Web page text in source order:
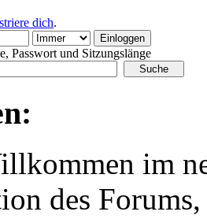
dich.
Passwort und Sitzungslänge
im
des